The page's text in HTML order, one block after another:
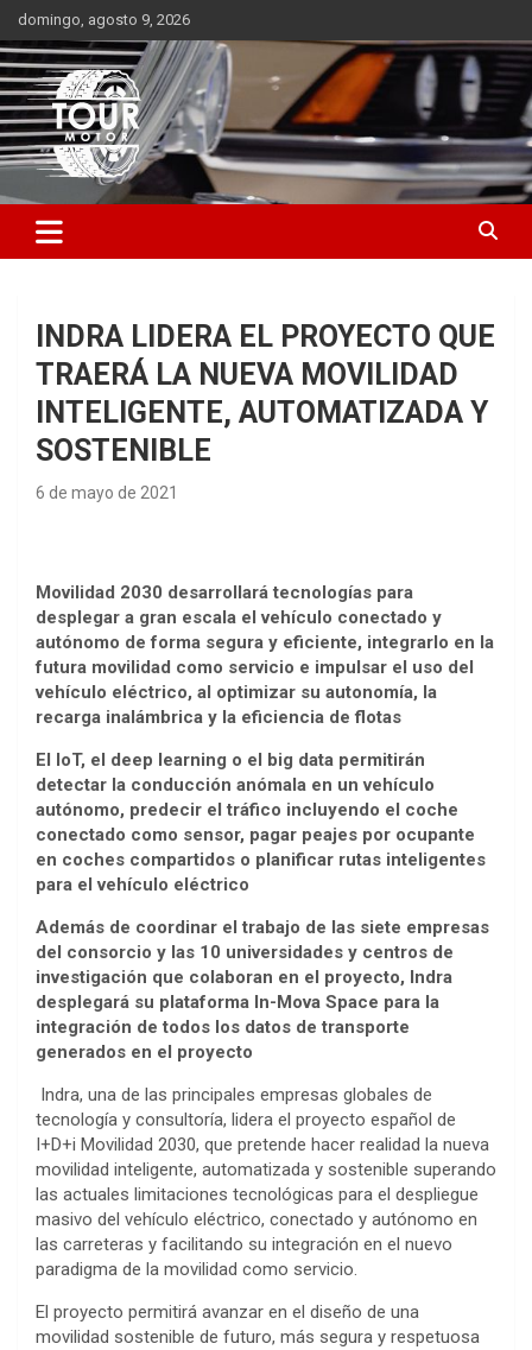
Saltar
al
contenido
domingo, agosto 9, 2026
Tour Motor
Plataforma de contenido audiovisual para el sector automotriz
INDRA LIDERA EL PROYECTO QUE
TRAERÁ LA NUEVA MOVILIDAD
INTELIGENTE, AUTOMATIZADA Y
SOSTENIBLE
6 de mayo de 2021
Movilidad 2030 desarrollará tecnologías para
desplegar a gran escala el vehículo conectado y
autónomo de forma segura y eficiente, integrarlo en la
futura movilidad como servicio e impulsar el uso del
vehículo eléctrico, al optimizar su autonomía, la
recarga inalámbrica y la eficiencia de flotas
El IoT, el deep learning o el big data permitirán
detectar la conducción anómala en un vehículo
autónomo, predecir el tráfico incluyendo el coche
conectado como sensor, pagar peajes por ocupante
en coches compartidos o planificar rutas inteligentes
para el vehículo eléctrico
Además de coordinar el trabajo de las siete empresas
del consorcio y las 10 universidades y centros de
investigación que colaboran en el proyecto, Indra
desplegará su plataforma In-Mova Space para la
integración de todos los datos de transporte
generados en el proyecto
Indra, una de las principales empresas globales de
tecnología y consultoría, lidera el proyecto español de
I+D+i Movilidad 2030, que pretende hacer realidad la nueva
movilidad inteligente, automatizada y sostenible superando
las actuales limitaciones tecnológicas para el despliegue
masivo del vehículo eléctrico, conectado y autónomo en
las carreteras y facilitando su integración en el nuevo
paradigma de la movilidad como servicio.
El proyecto permitirá avanzar en el diseño de una
movilidad sostenible de futuro, más segura y respetuosa